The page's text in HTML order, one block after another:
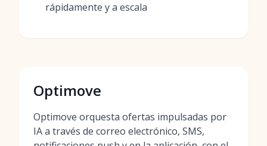
rápidamente y a escala
Optimove
Optimove orquesta ofertas impulsadas por
IA a través de correo electrónico, SMS,